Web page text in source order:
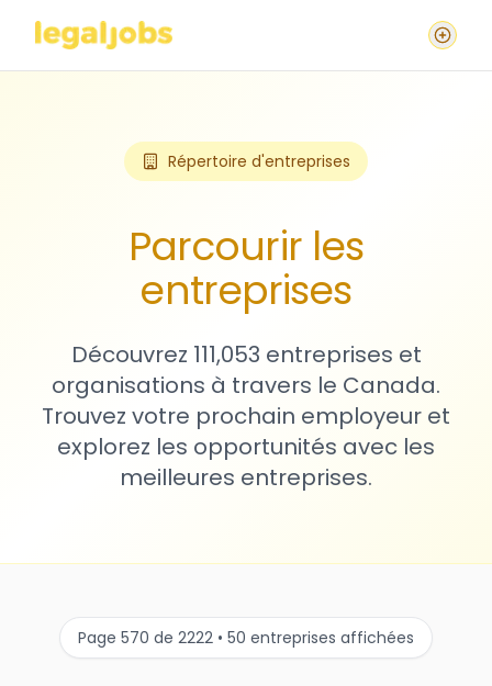
Répertoire d'entreprises
Parcourir les
entreprises
Découvrez 111,053 entreprises et
organisations à travers le Canada.
Trouvez votre prochain employeur et
explorez les opportunités avec les
meilleures entreprises.
Page 570 de 2222 • 50 entreprises affichées